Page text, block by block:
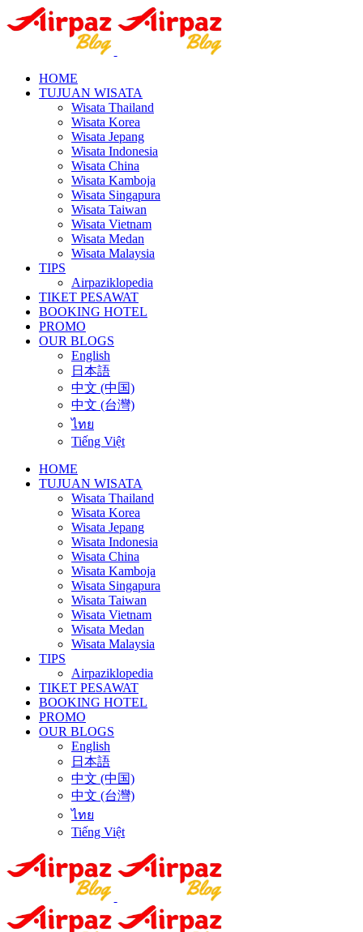
HOME
TUJUAN WISATA
Wisata Thailand
Wisata Korea
Wisata Jepang
Wisata Indonesia
Wisata China
Wisata Kamboja
Wisata Singapura
Wisata Taiwan
Wisata Vietnam
Wisata Medan
Wisata Malaysia
TIPS
Airpaziklopedia
TIKET PESAWAT
BOOKING HOTEL
PROMO
OUR BLOGS
English
日本語
中文 (中国)
中文 (台灣)
ไทย
Tiếng Việt
HOME
TUJUAN WISATA
Wisata Thailand
Wisata Korea
Wisata Jepang
Wisata Indonesia
Wisata China
Wisata Kamboja
Wisata Singapura
Wisata Taiwan
Wisata Vietnam
Wisata Medan
Wisata Malaysia
TIPS
Airpaziklopedia
TIKET PESAWAT
BOOKING HOTEL
PROMO
OUR BLOGS
English
日本語
中文 (中国)
中文 (台灣)
ไทย
Tiếng Việt